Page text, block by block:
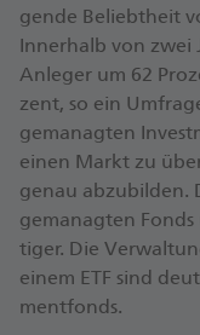
gen­de Be­liebt­heit
In­ner­halb von zwei
Anleger um 62
zent, so ein
ge­ma­nag­ten
einen Markt zu
genau ab­zu­bil­den.
ge­ma­nag­ten
ti­ger. Die
einem ETF sind
ment­fonds.